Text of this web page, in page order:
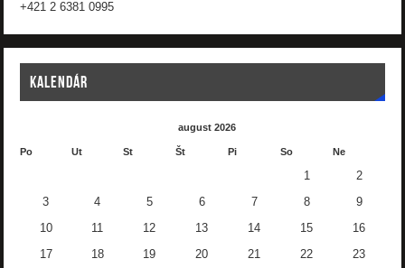
+421 2 6381 0995
KALENDÁR
august 2026
Po Ut St Št Pi So Ne
1 2
3 4 5 6 7 8 9
10 11 12 13 14 15 16
17 18 19 20 21 22 23